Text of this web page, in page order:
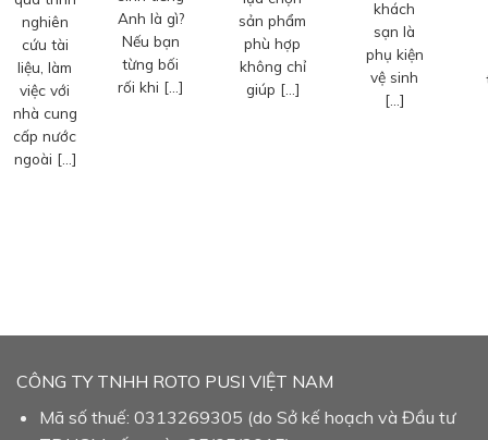
nghiên
cứu tài
liệu, làm
việc với
nhà cung
cấp nước
ngoài […]
Anh là gì?
Nếu bạn
từng bối
rối khi […]
sản phẩm
phù hợp
không chỉ
giúp […]
khách
sạn là
phụ kiện
vệ sinh
[…]
CÔNG TY TNHH ROTO PUSI VIỆT NAM
Mã số thuế: 0313269305 (do Sở kế hoạch và Đầu tư